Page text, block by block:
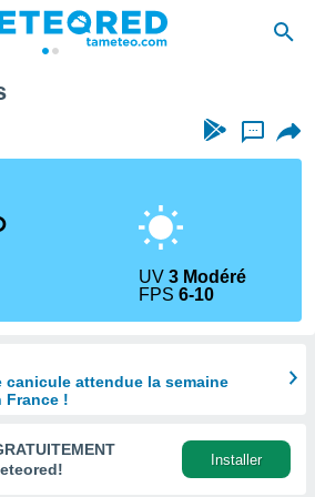
...
UV3 Modéré
FPS6-10
canicule attendue la semaine
France !
Installer